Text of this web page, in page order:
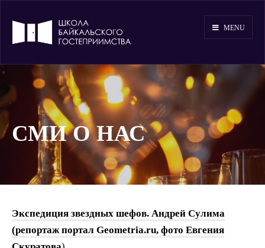
MENU
СМИ О НАС
Экспедиция звездных шефов. Андрей Сулима
(репортаж портал Geometria.ru, фото Евгения